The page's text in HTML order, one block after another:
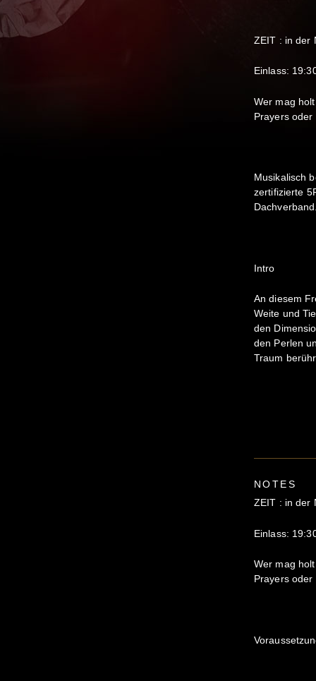
ZEIT : in der
Einlass:
Wer mag
Prayers
Musikalisch
zertifizierte
Intro
An diesem
Weite und
den
den Perlen
Traum
NOTES
ZEIT : in der
Einlass:
Wer mag
Prayers